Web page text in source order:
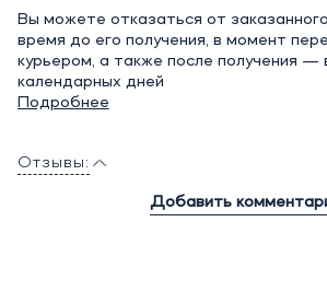
Вы можете отказаться от
время до его получения, в момент
курьером, а также после получения —
календарных дней
Подробнее
Отзывы:
Добавить